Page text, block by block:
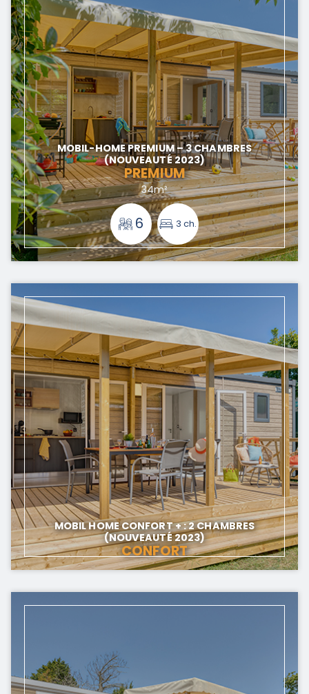
MOBIL-HOME PREMIUM – 3 CHAMBRES
(NOUVEAUTÉ 2023)
PREMIUM
34m²
6 3 ch.
MOBIL HOME CONFORT + : 2 CHAMBRES
(NOUVEAUTÉ 2023)
CONFORT